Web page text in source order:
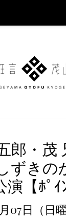
郎・
ずき
【ﾎﾟｲﾝ
07日（日